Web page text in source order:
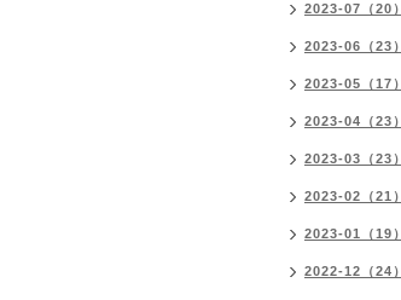
2023-07（20）
2023-06（23）
2023-05（17）
2023-04（23）
2023-03（23）
2023-02（21）
2023-01（19）
2022-12（24）